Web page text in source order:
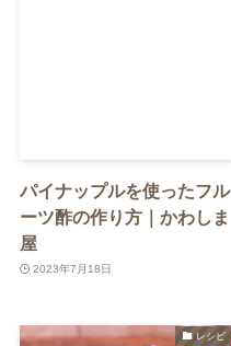
パイナップルを使ったフル
ーツ酢の作り方｜かわしま
屋
2023年7月18日
レシピ